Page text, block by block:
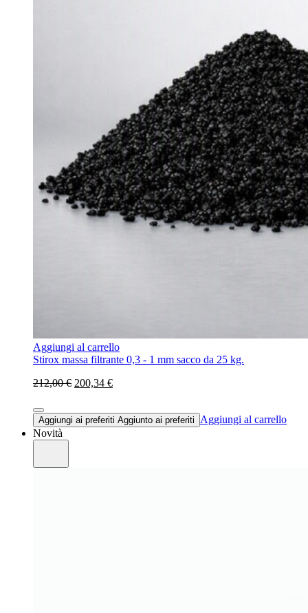
Aggiungi al carrello
Stirox massa filtrante 0,3 - 1 mm sacco da 25 kg.
212,00 € 200,34 €
Aggiungi ai preferiti Aggiunto ai preferiti
Aggiungi al carrello
Novità